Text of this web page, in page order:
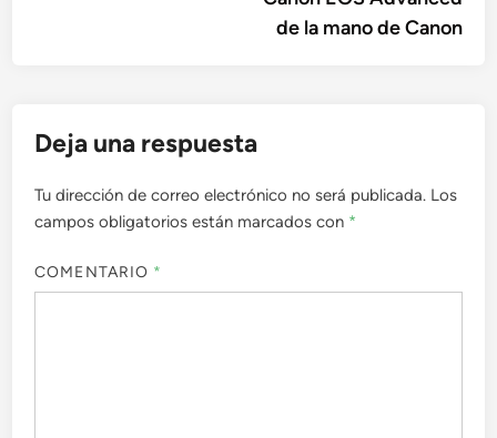
de la mano de Canon
Deja una respuesta
Tu dirección de correo electrónico no será publicada. Los
campos obligatorios están marcados con *
COMENTARIO *